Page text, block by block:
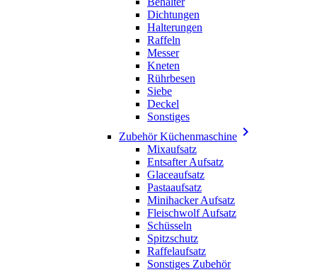
Dichtungen
Halterungen
Raffeln
Messer
Kneten
Rührbesen
Siebe
Deckel
Sonstiges
Zubehör Küchenmaschine 
Mixaufsatz
Entsafter Aufsatz
Glaceaufsatz
Pastaaufsatz
Minihacker Aufsatz
Fleischwolf Aufsatz
Schüsseln
Spitzschutz
Raffelaufsatz
Sonstiges Zubehör